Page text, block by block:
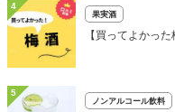
4
果実酒
【買ってよかっ
5
ノンアルコール飲料